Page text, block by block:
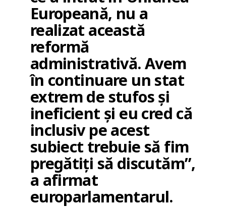
Europeană, nu a
realizat această
reformă
administrativă. Avem
în continuare un stat
extrem de stufos și
ineficient și eu cred că
inclusiv pe acest
subiect trebuie să fim
pregătiți să discutăm”,
a afirmat
europarlamentarul.